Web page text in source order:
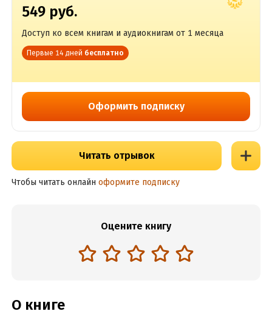
549 руб.
Доступ ко всем книгам и аудиокнигам от 1 месяца
Первые 14 дней бесплатно
Оформить подписку
Читать отрывок
Чтобы читать онлайн оформите подписку
Оцените книгу
О книге